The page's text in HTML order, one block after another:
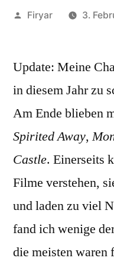
Veröffentlicht
Firyar 3.
Update: Meine
in diesem Jahr zu
Am Ende blieben
Spirited Away,
Castle. Einerseits
Filme verstehen,
und laden zu viel
fand ich wenige
die meisten waren